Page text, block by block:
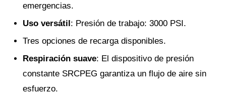
emergencias.
Uso versátil: Presión de trabajo: 3000 PSI.
Tres opciones de recarga disponibles.
Respiración suave: El dispositivo de presión
constante SRCPEG garantiza un flujo de aire sin
esfuerzo.